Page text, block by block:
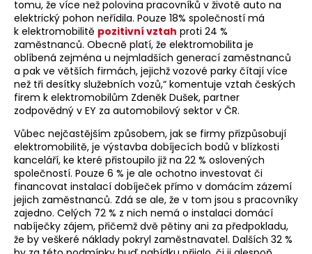
tomu, že více než polovina pracovníků v životě auto na
elektrický pohon neřídila. Pouze 18% společností má
k elektromobilitě pozitivní vztah proti 24 %
zaměstnanců. Obecně platí, že elektromobilita je
oblíbená zejména u nejmladších generací zaměstnanců
a pak ve větších firmách, jejichž vozové parky čítají více
než tři desítky služebních vozů,“ komentuje vztah českých
firem k elektromobilům Zdeněk Dušek, partner
zodpovědný v EY za automobilový sektor v ČR.
Vůbec nejčastějším způsobem, jak se firmy přizpůsobují
elektromobilitě, je výstavba dobíjecích bodů v blízkosti
kanceláří, ke které přistoupilo již na 22 % oslovených
společností. Pouze 6 % je ale ochotno investovat či
financovat instalací dobíječek přímo v domácím zázemí
jejich zaměstnanců. Zdá se ale, že v tom jsou s pracovníky
zajedno. Celých 72 % z nich nemá o instalaci domácí
nabíječky zájem, přičemž dvě pětiny ani za předpokladu,
že by veškeré náklady pokryl zaměstnavatel. Dalších 32 %